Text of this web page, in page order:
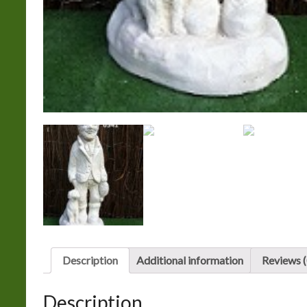
Description Additional information Reviews